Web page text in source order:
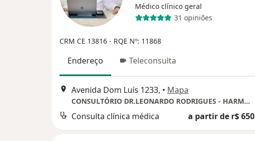
Médico clínico geral
31 opiniões
CRM CE 13816 - RQE Nº: 11868
Endereço Teleconsulta
Avenida Dom Luís 1233, • Mapa
CONSULTÓRIO DR.LEONARDO RODRIGUES - HARMONY MEDICAL CENTER
Consulta clínica médica a partir de r$ 650